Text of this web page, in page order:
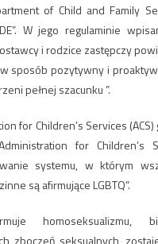
of Child and Family
W jego regulaminie
i rodzice zastępczy
w sposób pozytywny i
pełnej szacunku ”.
for Children’s Services (ACS)
for Children’s
systemu, w którym
są afirmujące LGBTQ”.
homoseksualizmu,
zboczeń seksualnych,